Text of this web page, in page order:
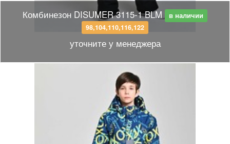
Комбинезон DISUMER 3115-1 BLM
в наличии
98,104,110,116,122
уточните у менеджера